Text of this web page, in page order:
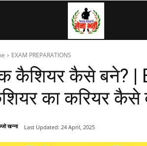
Army,
EXAM PREPARATIONS
कैशियर कैसे बने? |
का करियर कैसे
खन्ना Last Updated: 24 April, 2025